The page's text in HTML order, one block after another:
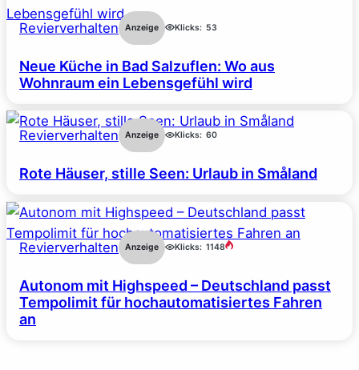
Revierverhalten Anzeige Klicks: 53
Neue Küche in Bad Salzuflen: Wo aus
Wohnraum ein Lebensgefühl wird
Revierverhalten Anzeige Klicks: 60
Rote Häuser, stille Seen: Urlaub in Småland
Revierverhalten Anzeige Klicks: 1148
Autonom mit Highspeed – Deutschland passt
Tempolimit für hochautomatisiertes Fahren
an